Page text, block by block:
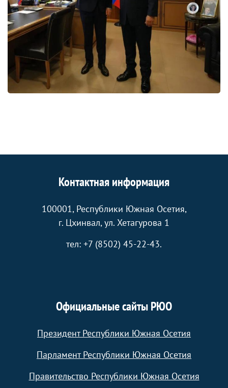
Контактная информация
100001, Республики Южная Осетия,
г. Цхинвал, ул. Хетагурова 1
тел: +7 (8502) 45-22-43.
Официальные сайты РЮО
Президент Республики Южная Осетия
Парламент Республики Южная Осетия
Правительство Республики Южная Осетия